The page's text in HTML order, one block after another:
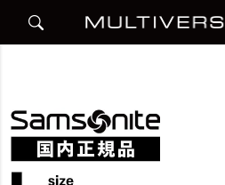
ZIPPRIX FT SPINNER 75/28 EXP スーツケース